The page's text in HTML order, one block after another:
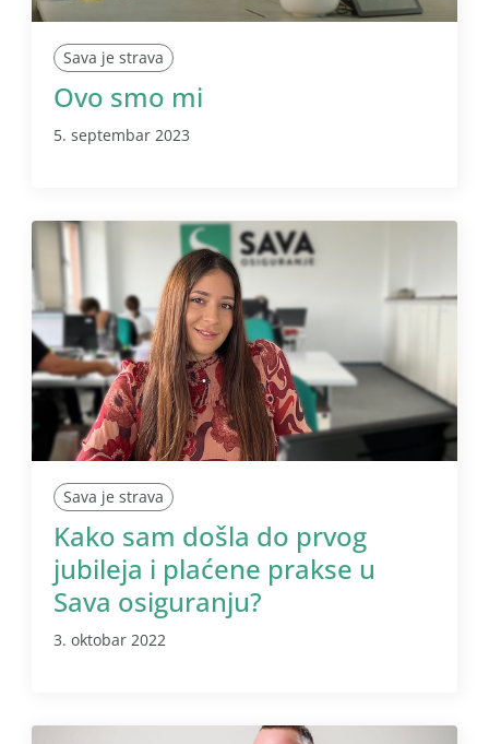
Sava je strava
Ovo smo mi
5. septembar 2023
Sava je strava
Kako sam došla do prvog
jubileja i plaćene prakse u
Sava osiguranju?
3. oktobar 2022